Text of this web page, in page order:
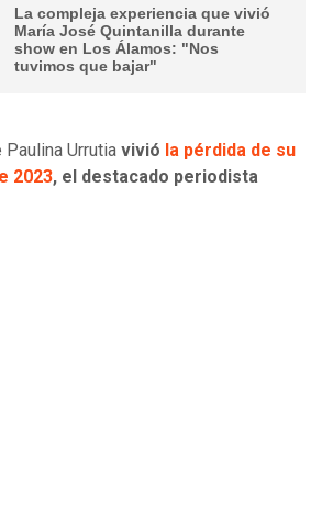
La compleja experiencia que vivió
María José Quintanilla durante
show en Los Álamos: "Nos
tuvimos que bajar"
Paulina Urrutia vivió la pérdida de su
2023, el destacado periodista